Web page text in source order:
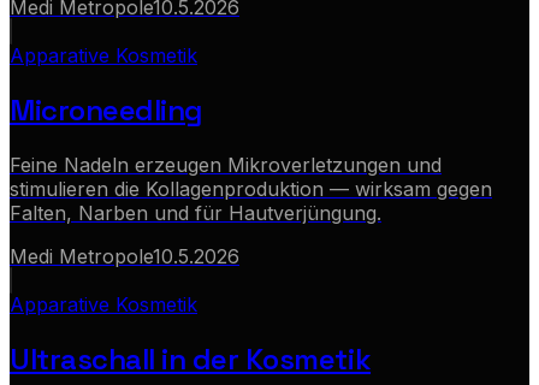
Medi Metropole10.5.2026
Apparative Kosmetik
Microneedling
Feine Nadeln erzeugen Mikroverletzungen und
stimulieren die Kollagenproduktion — wirksam gegen
Falten, Narben und für Hautverjüngung.
Medi Metropole10.5.2026
Apparative Kosmetik
Ultraschall in der Kosmetik